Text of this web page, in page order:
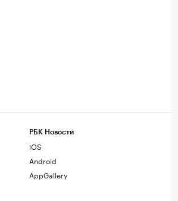
РБК Новости
iOS
Android
AppGallery